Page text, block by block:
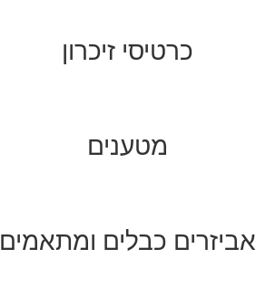
כרטיסי זיכרון
מטענים
אביזרים כבלים ומתאמים